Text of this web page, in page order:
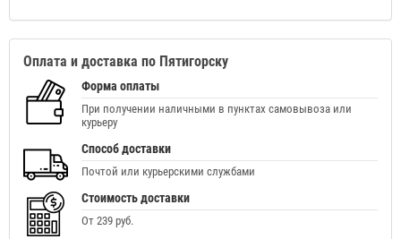
Оплата и доставка по Пятигорску
Форма оплаты
При получении наличными в пунктах самовывоза или
курьеру
Способ доставки
Почтой или курьерскими службами
Стоимость доставки
От 239 руб.